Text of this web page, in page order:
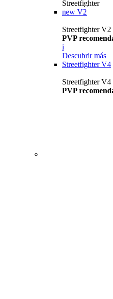
Streetfighter
new V2
Streetfighter V2
PVP
i
Descubrir más
Streetfighter V4
Streetfighter V4
PVP